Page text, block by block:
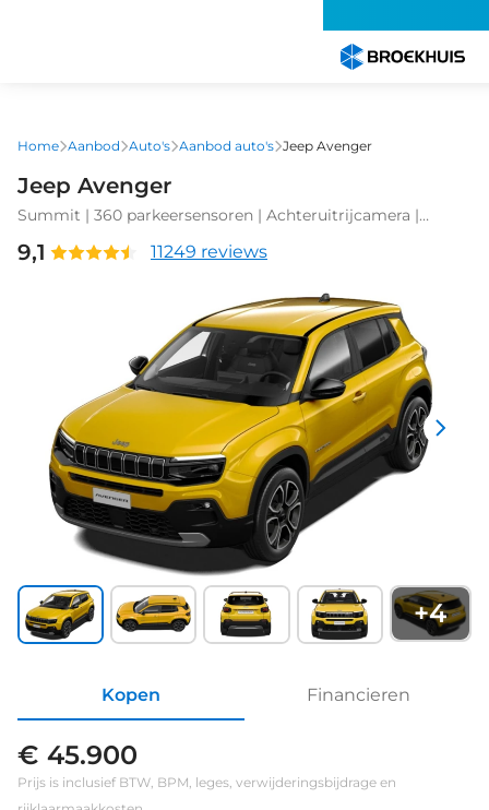
gaan
Home Aanbod Auto's Aanbod auto's Jeep Avenger
Jeep Avenger
Summit | 360 parkeersensoren | Achteruitrijcamera |
9,1 11249 reviews
+4
Kopen Financieren
€ 45.900
Prijs is inclusief BTW, BPM, leges, verwijderingsbijdrage en